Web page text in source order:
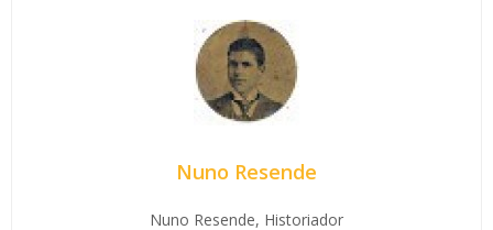
Nuno Resende
Nuno Resende, Historiador